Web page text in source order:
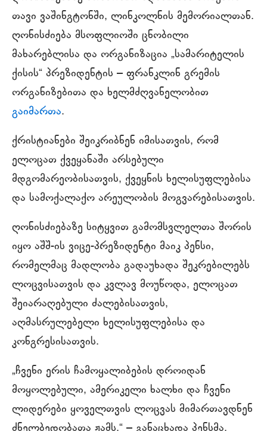
თავი ვაშინგტონში, ლინკოლნის მემორიალთან.
ღონისძიება მსოფლიოში ცნობილი
მახარებლისა და ორგანიზაცია „სამარიტელის
ქისის“ პრეზიდენტის – ფრანკლინ გრემის
ორგანიზებითა და ხელმძღვანელობით
გაიმართა.
ქრისტიანები შეიკრიბნენ იმისათვის, რომ
ელოცათ ქვეყანაში არსებული
მდგომარეობისათვის, ქვეყნის ხელისუფლებისა
და სამოქალაქო არეულობის მოგვარებისათვის.
ღონისძიებაზე სიტყვით გამომსვლელთა შორის
იყო აშშ-ის ვიცე-პრეზიდენტი მაიკ პენსი,
რომელმაც მადლობა გადაუხადა შეკრებილებს
ლოცვისათვის და კვლავ მოუწოდა, ელოცათ
შეიარაღებული ძალებისათვის,
აღმასრულებელი ხელისუფლებისა და
კონგრესისათვის.
„ჩვენი ერის ჩამოყალიბების დროიდან
მოყოლებული, ამერიკელი ხალხი და ჩვენი
ლიდერები ყოველთვის ლოცვას მიმართავდნენ